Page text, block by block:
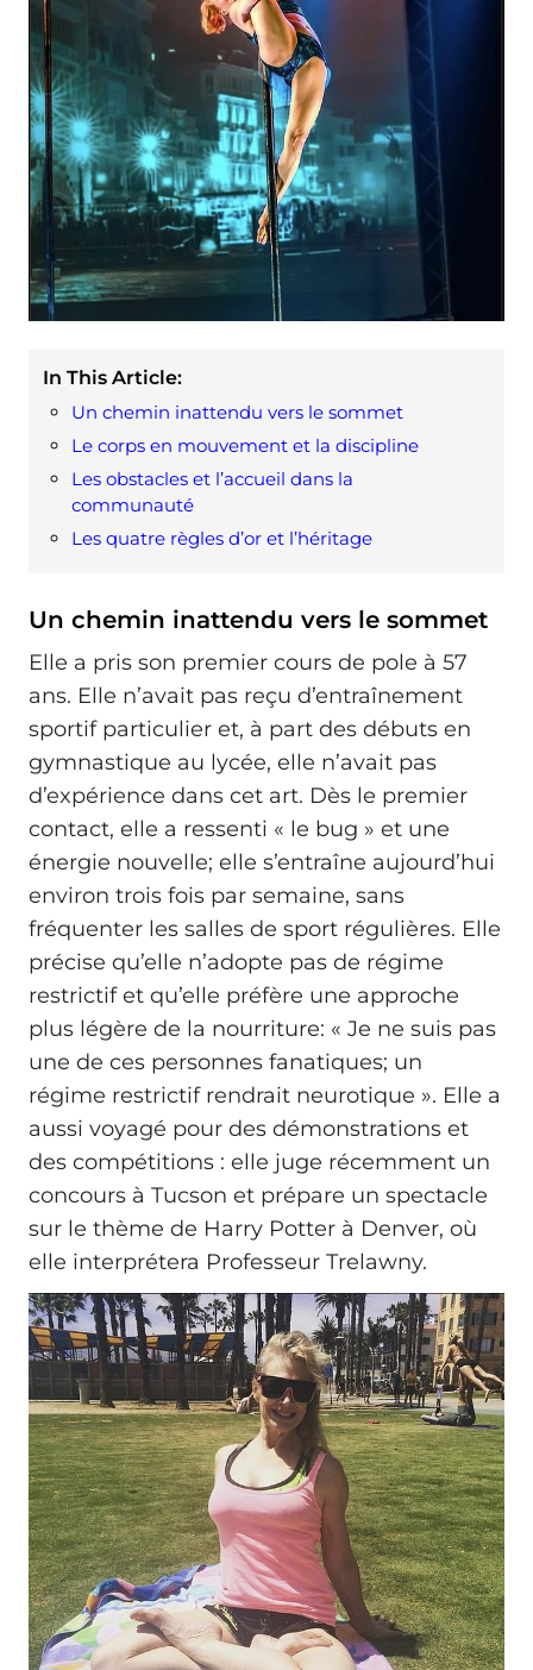
In This Article:
Un chemin inattendu vers le sommet
Le corps en mouvement et la discipline
Les obstacles et l’accueil dans la
communauté
Les quatre règles d’or et l’héritage
Un chemin inattendu vers le sommet
Elle a pris son premier cours de pole à 57
ans. Elle n’avait pas reçu d’entraînement
sportif particulier et, à part des débuts en
gymnastique au lycée, elle n’avait pas
d’expérience dans cet art. Dès le premier
contact, elle a ressenti « le bug » et une
énergie nouvelle; elle s’entraîne aujourd’hui
environ trois fois par semaine, sans
fréquenter les salles de sport régulières. Elle
précise qu’elle n’adopte pas de régime
restrictif et qu’elle préfère une approche
plus légère de la nourriture: « Je ne suis pas
une de ces personnes fanatiques; un
régime restrictif rendrait neurotique ». Elle a
aussi voyagé pour des démonstrations et
des compétitions : elle juge récemment un
concours à Tucson et prépare un spectacle
sur le thème de Harry Potter à Denver, où
elle interprétera Professeur Trelawny.